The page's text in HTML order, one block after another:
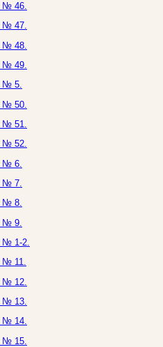
№ 46.
№ 47.
№ 48.
№ 49.
№ 5.
№ 50.
№ 51.
№ 52.
№ 6.
№ 7.
№ 8.
№ 9.
№ 1-2.
№ 11.
№ 12.
№ 13.
№ 14.
№ 15.